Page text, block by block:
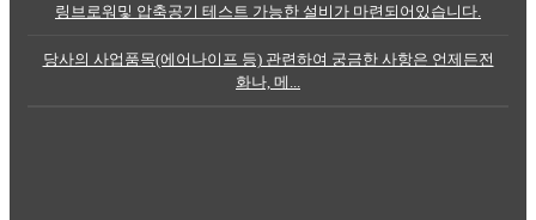
링브로워및 압축공기 테스트 가능한 설비가 마련되어있습니다.
당사의 사업품목(에어나이프 등) 관련하여 궁금한 사항은 언제든전
화나, 메...